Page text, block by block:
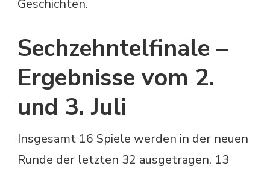
Geschichten.
Sechzehntelfinale –
Ergebnisse vom 2.
und 3. Juli
Insgesamt 16 Spiele werden in der neuen
Runde der letzten 32 ausgetragen. 13